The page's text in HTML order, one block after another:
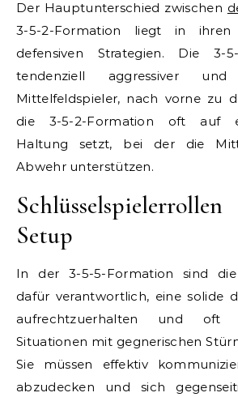
Der Hauptunterschied zwischen
3-5-2-Formation liegt in ihren
defensiven Strategien. Die 3-
tendenziell aggressiver
Mittelfeldspieler, nach vorne zu
die 3-5-2-Formation oft auf
Haltung setzt, bei der die
Abwehr unterstützen.
Setup
In der 3-5-5-Formation sind
dafür verantwortlich, eine solide
aufrechtzuerhalten und oft
Situationen mit gegnerischen
Sie müssen effektiv
abzudecken und sich